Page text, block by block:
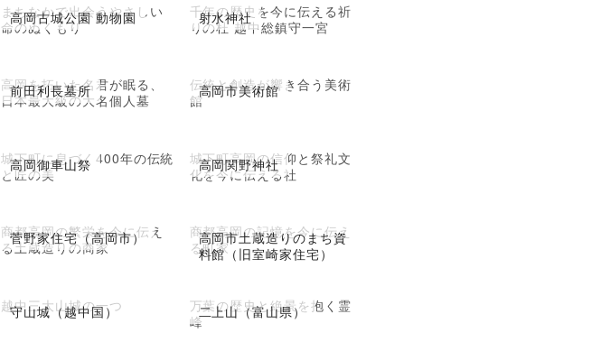
高岡古城公園 動物園
まちなかで出会うやさしい
命のぬくもり
射水神社
千年の歴史を今に伝える祈
りの杜 越中総鎮守一宮
前田利長墓所
高岡を拓いた名君が眠る、
日本最大級の大名個人墓
高岡市美術館
伝統と創造が響き合う美術
館
高岡御車山祭
城下町に息づく400年の伝統
と匠の美
高岡関野神社
城下町高岡の信仰と祭礼文
化を今に伝える社
菅野家住宅（高岡市）
商都高岡の繁栄を今に伝え
る土蔵造りの商家
高岡市土蔵造りのまち資
料館（旧室崎家住宅）
商都高岡の記憶を今に伝え
る町家
守山城（越中国）
越中三大山城の一つ 二上山（富山県）
万葉の歴史と絶景を抱く霊
峰